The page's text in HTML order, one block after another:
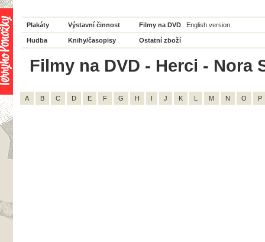
Plakáty Výstavní činnost Filmy na DVD English version
Hudba Knihy/časopisy Ostatní zboží
Filmy na DVD - Herci - Nora
A B C D E F G H I J K L M N O P